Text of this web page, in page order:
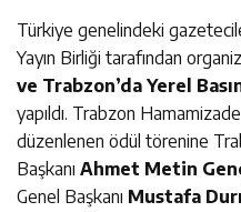
Türkiye genelindeki
Yayın Birliği tarafından
ve Trabzon’da Yerel
yapıldı. Trabzon
düzenlenen ödül törenine
Başkanı Ahmet Metin
Genel Başkanı Mustafa